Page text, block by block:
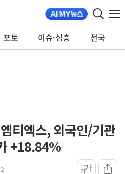
포토 이슈·심층 전국
티엑스, 외국인/기관
+18.84%
가가